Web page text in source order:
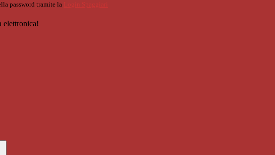
password tramite la Login Spaggiari
elettronica!